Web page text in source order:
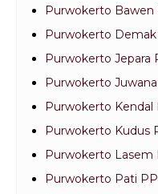
Purwokerto Bawen
Purwokerto
Purwokerto Jepara
Purwokerto
Purwokerto Kendal
Purwokerto Kudus
Purwokerto Lasem
Purwokerto Pati PP